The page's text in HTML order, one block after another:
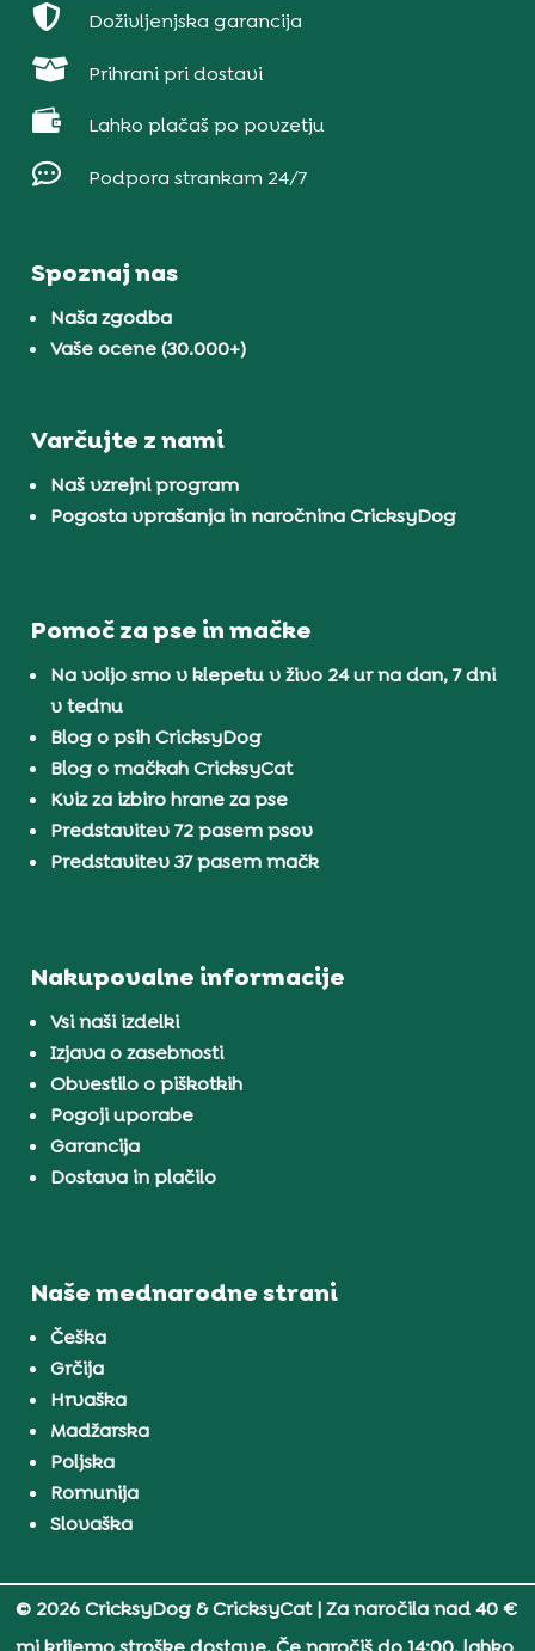
 Doživljenjska garancija
 Prihrani pri dostavi
 Lahko plačaš po povzetju
 Podpora strankam 24/7
Spoznaj nas
Naša zgodba
Vaše ocene (30.000+)
Varčujte z nami
Naš vzrejni program
Pogosta vprašanja in naročnina CricksyDog
Pomoč za pse in mačke
Na voljo smo v klepetu v živo 24 ur na dan, 7 dni
v tednu
Blog o psih CricksyDog
Blog o mačkah CricksyCat
Kviz za izbiro hrane za pse
Predstavitev 72 pasem psov
Predstavitev 37 pasem mačk
Nakupovalne informacije
Vsi naši izdelki
Izjava o zasebnosti
Obvestilo o piškotkih
Pogoji uporabe
Garancija
Dostava in plačilo
Naše mednarodne strani
Češka
Grčija
Hrvaška
Madžarska
Poljska
Romunija
Slovaška
© 2026 CricksyDog & CricksyCat| Za naročila nad 40 €